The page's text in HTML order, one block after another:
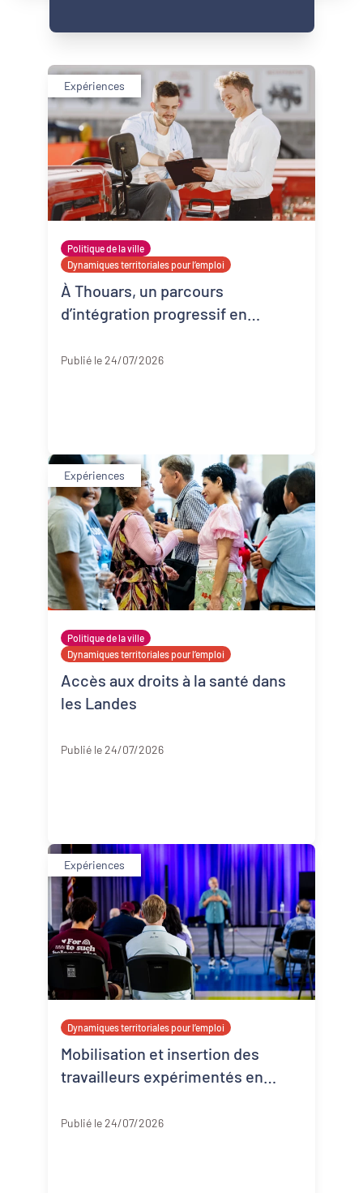
Expériences
Politique de la ville
Dynamiques territoriales pour l’emploi
À Thouars, un parcours
d’intégration progressif en
Publié le 24/07/2026
Expériences
Politique de la ville
Dynamiques territoriales pour l’emploi
Accès aux droits à la santé dans
les Landes
Publié le 24/07/2026
Expériences
Dynamiques territoriales pour l’emploi
Mobilisation et insertion des
travailleurs expérimentés en
Publié le 24/07/2026